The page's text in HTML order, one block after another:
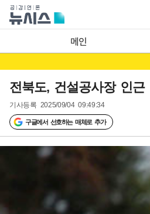
메인
전북도, 건설공사장 인
기사등록 2025/09/04 09:49:34
구글에서 선호하는 매체로 추가